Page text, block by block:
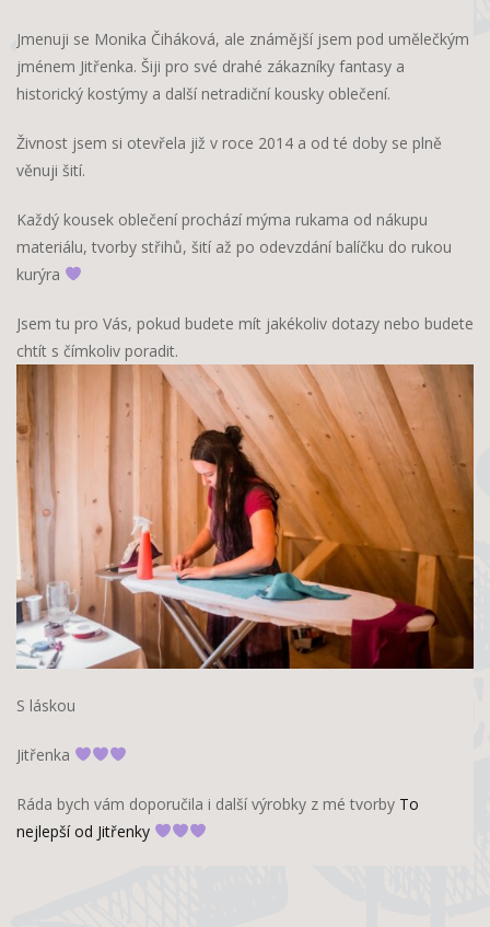
Jmenuji se Monika Čiháková, ale známější jsem pod umělečkým
jménem Jitřenka. Šiji pro své drahé zákazníky fantasy a
historický kostýmy a další netradiční kousky oblečení.
Živnost jsem si otevřela již v roce 2014 a od té doby se plně
věnuji šití.
Každý kousek oblečení prochází mýma rukama od nákupu
materiálu, tvorby střihů, šití až po odevzdání balíčku do rukou
kurýra
Jsem tu pro Vás, pokud budete mít jakékoliv dotazy nebo budete
chtít s čímkoliv poradit.
S láskou
Jitřenka
Ráda bych vám doporučila i další výrobky z mé tvorby To
nejlepší od Jitřenky